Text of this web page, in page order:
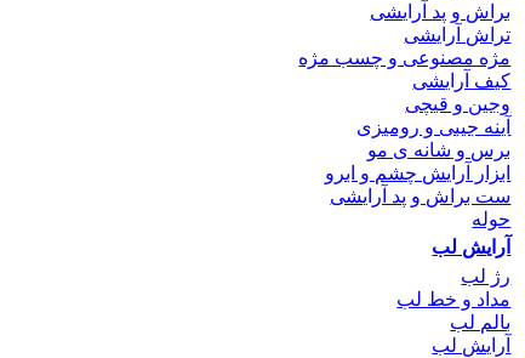
براش و پد آرایشی
تراش آرایشی
مژه مصنوعی و چسب مژه
کیف آرایشی
وجین و قیچی
آینه جیبی و رومیزی
برس و شانه ی مو
ابزار آرایش چشم و ابرو
ست براش و پد آرایشی
حوله
آرایش لب
رژ لب
مداد و خط لب
بالم لب
آرایش لب